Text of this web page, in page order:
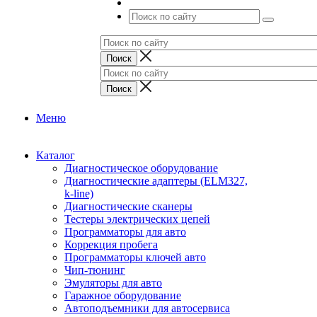
Меню
Каталог
Диагностическое оборудование
Диагностические адаптеры (ELM327,
k-line)
Диагностические сканеры
Тестеры электрических цепей
Программаторы для авто
Коррекция пробега
Программаторы ключей авто
Чип-тюнинг
Эмуляторы для авто
Гаражное оборудование
Автоподъемники для автосервиса